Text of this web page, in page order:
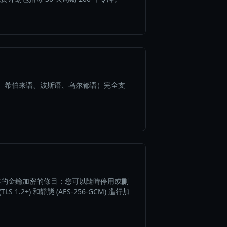
伯来语、波斯语、乌尔都语）完全支
金鑰加密的條目；您可以隨時停用或刪
1.2+) 和靜態 (AES-256-GCM) 進行加